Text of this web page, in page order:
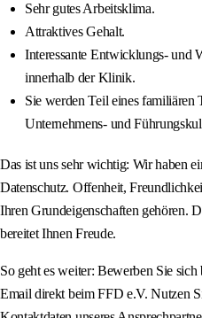
Sehr gutes Arbeitsklima.
Attraktives Gehalt.
Interessante Entwicklungs- und
innerhalb der Klinik.
Sie werden Teil eines familiären
Unternehmens- und
Das ist uns sehr wichtig: Wir haben
Datenschutz. Offenheit,
Ihren Grundeigenschaften gehören.
bereitet Ihnen Freude.
So geht es weiter: Bewerben Sie
Email direkt beim FFD e.V. Nutzen